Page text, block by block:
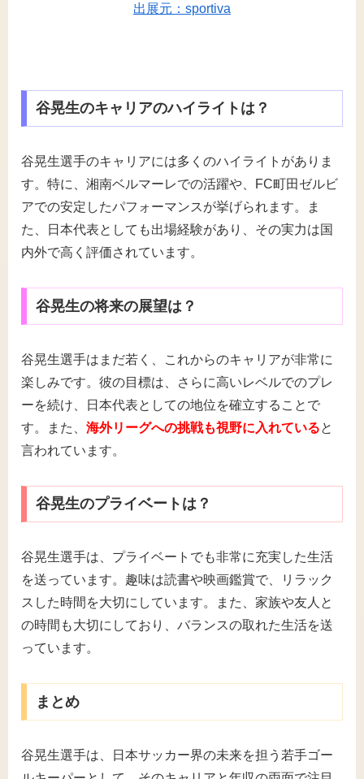
出展元：sportiva
谷晃生のキャリアのハイライトは？
谷晃生選手のキャリアには多くのハイライトがありま
す。特に、湘南ベルマーレでの活躍や、FC町田ゼルビ
アでの安定したパフォーマンスが挙げられます。ま
た、日本代表としても出場経験があり、その実力は国
内外で高く評価されています。
谷晃生の将来の展望は？
谷晃生選手はまだ若く、これからのキャリアが非常に
楽しみです。彼の目標は、さらに高いレベルでのプレ
ーを続け、日本代表としての地位を確立することで
す。また、 海外リーグへの挑戦も視野に入れていると
言われています。
谷晃生のプライベートは？
谷晃生選手は、プライベートでも非常に充実した生活
を送っています。趣味は読書や映画鑑賞で、リラック
スした時間を大切にしています。また、家族や友人と
の時間も大切にしており、バランスの取れた生活を送
っています。
まとめ
谷晃生選手は、日本サッカー界の未来を担う若手ゴー